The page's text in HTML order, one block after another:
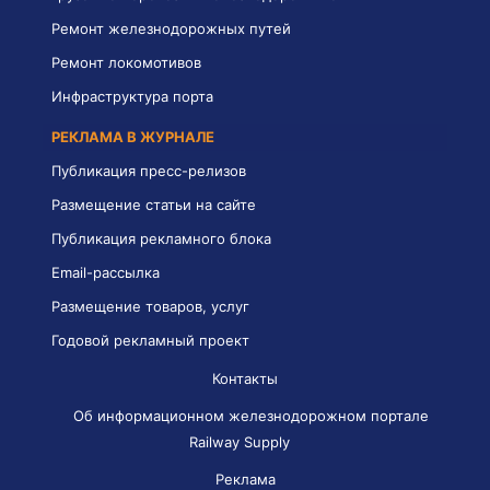
Ремонт железнодорожных путей
Ремонт локомотивов
Инфраструктура порта
РЕКЛАМА В ЖУРНАЛЕ
Публикация пресс-релизов
Размещение статьи на сайте
Публикация рекламного блока
Email-рассылка
Размещение товаров, услуг
Годовой рекламный проект
Контакты
Об информационном железнодорожном портале
Railway Supply
Реклама